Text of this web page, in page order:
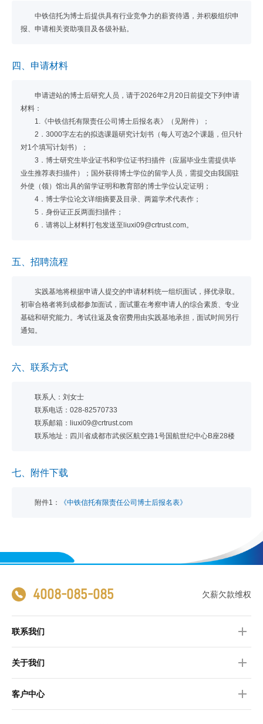
中铁信托为博士后提供具有行业竞争力的薪资待遇，并积极组织申
报、申请相关资助项目及各级补贴。
四、申请材料
申请进站的博士后研究人员，请于2026年2月20日前提交下列申请
材料：
1.《中铁信托有限责任公司博士后报名表》（见附件）；
2．3000字左右的拟选课题研究计划书（每人可选2个课题，但只针
对1个填写计划书）；
3．博士研究生毕业证书和学位证书扫描件（应届毕业生需提供毕
业生推荐表扫描件）；国外获得博士学位的留学人员，需提交由我国驻
外使（领）馆出具的留学证明和教育部的博士学位认定证明；
4．博士学位论文详细摘要及目录、两篇学术代表作；
5．身份证正反两面扫描件；
6．请将以上材料打包发送至liuxi09@crtrust.com。
五、招聘流程
实践基地将根据申请人提交的申请材料统一组织面试，择优录取。
初审合格者将到成都参加面试，面试重在考察申请人的综合素质、专业
基础和研究能力。考试往返及食宿费用由实践基地承担，面试时间另行
通知。
六、联系方式
联系人：刘女士
联系电话：028-82570733
联系邮箱：liuxi09@crtrust.com
联系地址：四川省成都市武侯区航空路1号国航世纪中心B座28楼
七、附件下载
附件1： 《中铁信托有限责任公司博士后报名表》
4008-085-085 欠薪欠款维权
联系我们
关于我们
客户中心